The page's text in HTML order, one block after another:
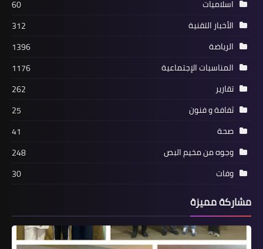
اجتماع فلسطيني لبناني في صور: لوقف
كل أشكال الصراع وتفويت الفرصة على
المتربصين بالمخيمات
أخبار البص
لجان العمال الشعبية في مخيم البص
تقيم ندوة نقابية .
اسلاميات
60
الأخبار التقنية
312
الرياضة
1396
المناسبات الإجتماعية
1176
تقارير
262
ثفافة و فنون
25
صحة
41
وجوه من مخيم البص
248
وفات
30
مشاركة مميزة